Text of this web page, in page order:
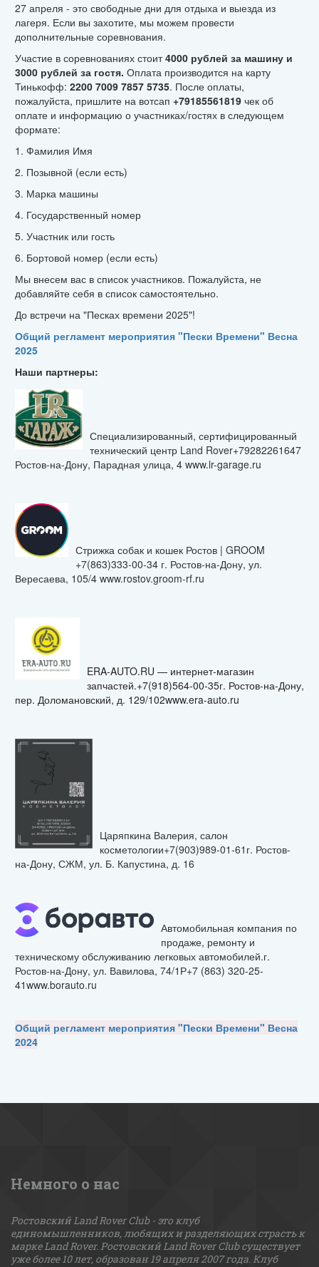
27 апреля - это свободные дни для отдыха и выезда из
лагеря. Если вы захотите, мы можем провести
дополнительные соревнования.
Участие в соревнованиях стоит4000 рублей за машину и
3000 рублей за гостя. Оплата производится на карту
Тинькофф: 2200 7009 7857 5735. После оплаты,
пожалуйста, пришлите на вотсап +79185561819 чек об
оплате и информацию о участниках/гостях в следующем
формате:
1. Фамилия Имя
2. Позывной (если есть)
3. Марка машины
4. Государственный номер
5. Участник или гость
6. Бортовой номер (если есть)
Мы внесем вас в список участников. Пожалуйста, не
добавляйте себя в список самостоятельно.
До встречи на "Песках времени 2025"!
Общий регламент мероприятия "Пески Времени" Весна
2025
Наши партнеры:
Специализированный, сертифицированный
технический центр Land Rover+79282261647
Ростов-на-Дону, Парадная улица, 4 www.lr-garage.ru
Стрижка собак и кошек Ростов | GROOM
+7(863)333-00-34 г. Ростов-на-Дону, ул.
Вересаева, 105/4 www.rostov.groom-rf.ru
ERA-AUTO.RU — интернет-магазин
запчастей.+7(918)564-00-35г. Ростов-на-Дону,
пер. Доломановский, д. 129/102www.era-auto.ru
Царяпкина Валерия, салон
косметологии+7(903)989-01-61г. Ростов-
на-Дону, СЖМ, ул. Б. Капустина, д. 16
Автомобильная компания по
продаже, ремонту и
техническому обслуживанию легковых автомобилей.г.
Ростов-на-Дону, ул. Вавилова, 74/1Р+7 (863) 320-25-
41www.borauto.ru
Общий регламент мероприятия "Пески Времени" Весна
2024
Немного о нас
Ростовский Land Rover Club - это клуб
единомышленников, любящих и разделяющих страсть к
марке Land Rover. Ростовский Land Rover Club существует
уже более 10 лет, образован 19 апреля 2007 года. Клуб